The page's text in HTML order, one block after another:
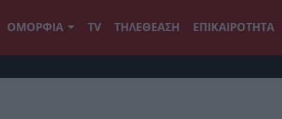
ΟΜΟΡΦΙΑ TV ΤΗΛΕΘΕΑΣΗ ΕΠΙΚΑΙΡΟΤΗΤΑ